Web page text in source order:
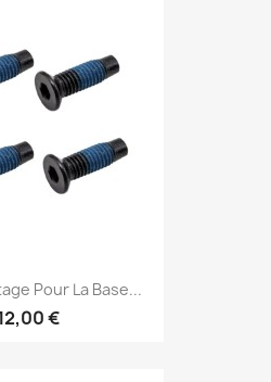
Pour La Base...
€